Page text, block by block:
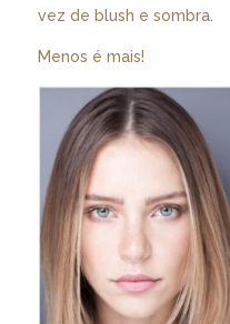
vez de blush e sombra.
Menos é mais!